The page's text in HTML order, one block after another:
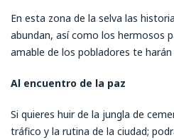
En esta zona de la selva las
abundan, así como los hermosos
amable de los pobladores te
Al encuentro de la paz
Si quieres huir de la jungla de
tráfico y la rutina de la ciudad;